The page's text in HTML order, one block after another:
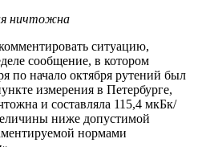
ничтожна
ситуацию,
сообщение, в котором
по начало октября рутений был
измерения в Петербурге,
и составляла 115,4 мкБк/
ниже допустимой
нормами